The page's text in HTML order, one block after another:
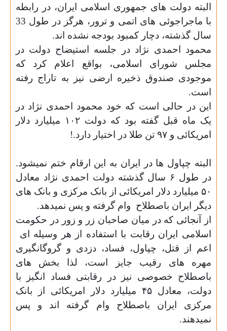
البته دولت های جمهوری اسلامی ایران، در رابطه
با ماجراجوئی های اتمی و ترور، هرگز در طول 33
سال گذشته، دچار کمبود بودجه نشده اند.
محمود احمدی نژاد در جلسه استیضاح دولت در
مجلس شورای اسلامی، بواقع اعلام کرد که
موجودی صندوق ذخیره ارضی نیز به تاراج رفته
است.
این در حالی است که خود محمود احمدی نژاد در
یک ماه قبل گفته بود که دولت ۱۰۲ میلیارد دلار
امریکائی و ۹۷ تن طلا در اختیار دارد.!
البته چپاول ها در ایران به این ارقام ختم نمیشود.
در طول ۶ سال گذشته دولت احمدی نژاد معادل
۵۰ میلیارد دلار امریکائی از بانک مرکزی و بانک های
دیگر ایران باصطلاح وام گرفته و پس نمیدهد.
از آنجائی که در میان صاحبان زر و زور در حکومت
اسلامی ایران رقابت با استفاده از هر وسیله ای
اعم از قتل، چپاول، فساد، دزدی و گروگانگیری
مهره های رقیب جایز است، لذا بخش های
باصطلاح خصوصی نیز در رقابتی فساد انگیز با
دولت، معادل ۴۵ میلیارد دلار امریکائی از بانک
مرکزی ایران باصطلاح وام گرفته اند و پس
نمیدهند.